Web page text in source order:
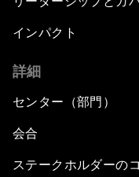
インパクト
詳細
センター（部門）
会合
ステークホルダーの